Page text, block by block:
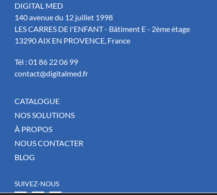
DIGITAL MED
140 avenue du 12 juillet 1998
LES CARRES DE l'ENFANT - Bâtiment E - 2ème étage
13290 AIX EN PROVENCE, France
Tél : 01 86 22 06 99
contact@digitalmed.fr
CATALOGUE
NOS SOLUTIONS
À PROPOS
NOUS CONTACTER
BLOG
SUIVEZ-NOUS